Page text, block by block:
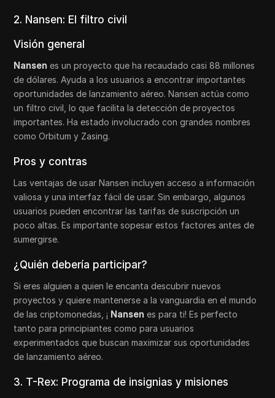
2. Nansen: El filtro civil
Visión general
Nansen es un proyecto que ha recaudado casi 88 millones
de dólares. Ayuda a los usuarios a encontrar importantes
oportunidades de lanzamiento aéreo. Nansen actúa como
un filtro civil, lo que facilita la detección de proyectos
importantes. Ha estado involucrado con grandes nombres
como Orbitum y Zasing.
Pros y contras
Las ventajas de usar Nansen incluyen acceso a información
valiosa y una interfaz fácil de usar. Sin embargo, algunos
usuarios pueden encontrar las tarifas de suscripción un
poco altas. Es importante sopesar estos factores antes de
sumergirse.
¿Quién debería participar?
Si eres alguien a quien le encanta descubrir nuevos
proyectos y quiere mantenerse a la vanguardia en el mundo
de las criptomonedas, ¡ Nansen es para ti! Es perfecto
tanto para principiantes como para usuarios
experimentados que buscan maximizar sus oportunidades
de lanzamiento aéreo.
3. T-Rex: Programa de insignias y misiones